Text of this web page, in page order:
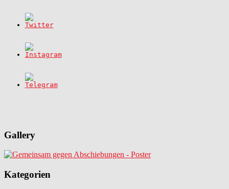
Gallery
Kategorien